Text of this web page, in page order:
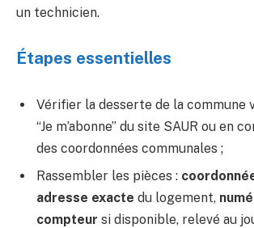
un technicien.
Étapes essentielles
Vérifier la desserte de la commune
“Je m’abonne” du site SAUR ou en
des coordonnées communales ;
Rassembler les pièces :
adresse exacte du logement,
compteur si disponible, relevé au